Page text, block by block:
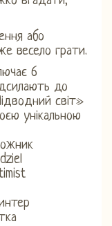
або
весело грати.
6
до
світ»
унікальною